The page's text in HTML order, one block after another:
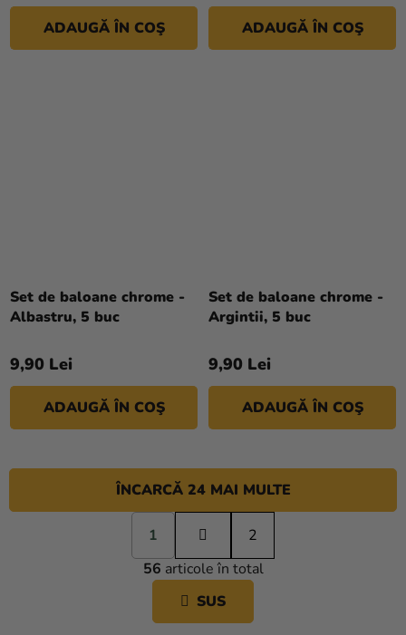
ADAUGĂ ÎN COŞ ADAUGĂ ÎN COŞ
Set de baloane chrome -
Albastru, 5 buc
9,90 Lei
ADAUGĂ ÎN COŞ
Set de baloane chrome -
Argintii, 5 buc
9,90 Lei
ADAUGĂ ÎN COŞ
C
O
N
T
ÎNCARCĂ 24 MAI MULTE
P
a
g
i
a
r
1
2
56 articole în total
SUS